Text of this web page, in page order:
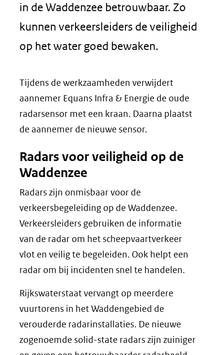
in de Waddenzee betrouwbaar. Zo
kunnen verkeersleiders de veiligheid
op het water goed bewaken.
Tijdens de werkzaamheden verwijdert
aannemer Equans Infra & Energie de oude
radarsensor met een kraan. Daarna plaatst
de aannemer de nieuwe sensor.
Radars voor veiligheid op de
Waddenzee
Radars zijn onmisbaar voor de
verkeersbegeleiding op de Waddenzee.
Verkeersleiders gebruiken de informatie
van de radar om het scheepvaartverkeer
vlot en veilig te begeleiden. Ook helpt een
radar om bij incidenten snel te handelen.
Rijkswaterstaat vervangt op meerdere
vuurtorens in het Waddengebied de
verouderde radarinstallaties. De nieuwe
zogenoemde solid-state radars zijn zuiniger